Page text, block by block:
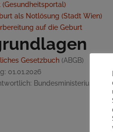
als Notlösung (Stadt Wien)
auf die Geburt
Gesetzbuch (ABGB)
01.01.2026
Bundesministerium für